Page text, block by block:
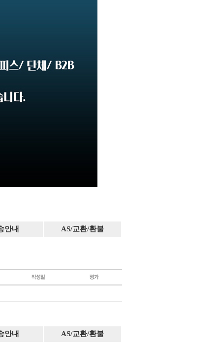
안내 AS/교환/환불
안내 AS/교환/환불